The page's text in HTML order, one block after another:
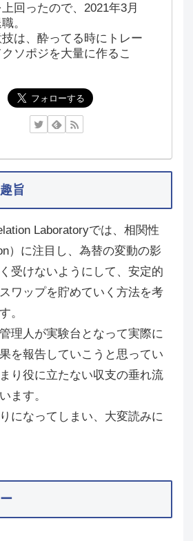
回ったので、2021年3月
。
は、酔ってる時にトレー
クソポジを大量に作るこ
旨
Laboratoryでは、相関性
）に注目し、為替の変動の影
受けないようにして、安定的
ワップを貯めていく方法を考
。
理人が実験台となって実際に
を報告していこうと思ってい
り役に立たない収支の垂れ流
ます。
になってしまい、大変読みに